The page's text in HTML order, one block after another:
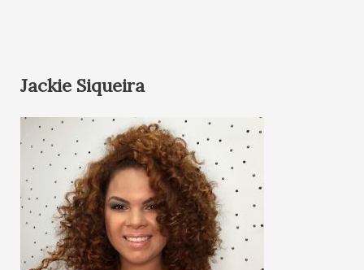
Jackie Siqueira